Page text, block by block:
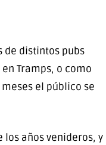
de distintos pubs
Tramps, o como
el público se
los años venideros, y